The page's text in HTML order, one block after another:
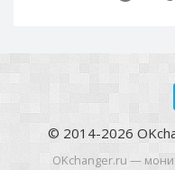
Piastrix USD
Piastrix EUR
© 2014-2026
OKchanger.ru —